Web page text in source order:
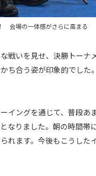
会場の一体感がさらに高まる
戦いを見せ、決勝トー
ち合う姿が印象的でし
イングを通じて、普段あ
なりました。朝の時間帯
れます。今後もこうした